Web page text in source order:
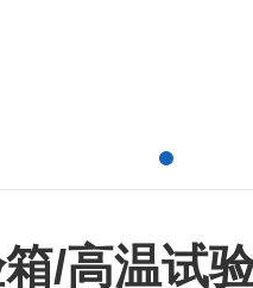
/高温试